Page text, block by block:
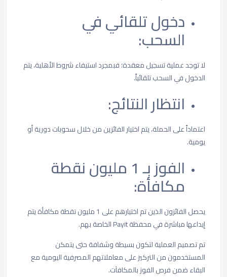
دخول تلقائي في
السحب:
لا توجد عملية تسجيل معقدة؛ فبمجرد استيفاء شروط الأهلية، يتم
الدخول في السحب تلقائياً.
انتظار النتائج:
اعتماداً على الحملة، يتم اختيار الفائزين من خلال سحوبات دورية أو
يومية.
الفوز بـ 1 مليون نقطة
مكافأة:
يحصل الفائزون الذين تم اختيارهم على 1 مليون نقطة مكافأة يتم
إيداعها مباشرة في محفظة Payit الخاصة بهم.
تم تصميم العملية لتكون بسيطة وشفافة حتى يتمكن
المستخدمون من التركيز على معاملاتهم المصرفية اليومية مع
البقاء ضمن فرص الفوز بالمكافآت.